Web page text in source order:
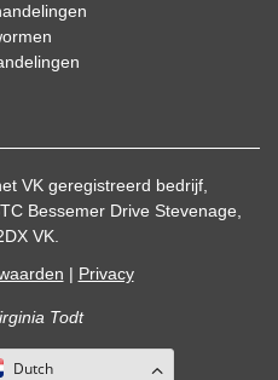
VK geregistreerd bedrijf,
Bessemer Drive Stevenage,
VK.
| Privacy
Todt
Dutch